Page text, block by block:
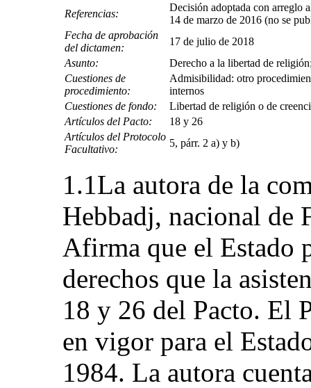
Referencias:
Decisión adoptada con arreglo
14 de marzo de 2016 (no se
Fecha de aprobación
del dictamen:
17 de julio de 2018
Asunto:
Derecho a la libertad de
Cuestiones de
procedimiento:
Admisibilidad: otro
internos
Cuestiones de fondo:
Libertad de religión o de
Artículos del Pacto:
18 y 26
Artículos del Protocolo
Facultativo:
5, párr. 2 a) y b)
1.1La autora de la
Hebbadj, nacional de
Afirma que el Estado
derechos que la
18 y 26 del Pacto. El
en vigor para el
1984. La autora